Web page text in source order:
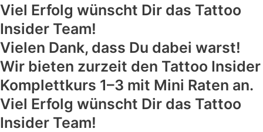
Viel Erfolg wünscht Dir das Tattoo
Insider Team!
Vielen Dank, dass Du dabei warst!
Wir bieten zurzeit den Tattoo Insider
Komplettkurs 1–3 mit Mini Raten an.
Viel Erfolg wünscht Dir das Tattoo
Insider Team!